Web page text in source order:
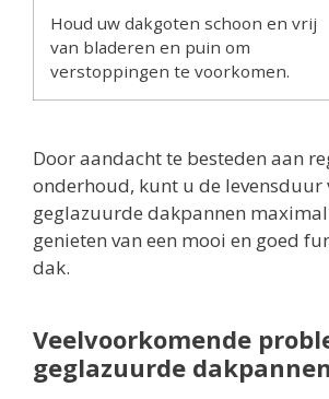
Houd uw dakgoten schoon en vrij
van bladeren en puin om
verstoppingen te voorkomen.
Door aandacht te besteden aan
onderhoud, kunt u de levensduur
geglazuurde dakpannen
genieten van een mooi en goed
dak.
Veelvoorkomende
geglazuurde dakpannen